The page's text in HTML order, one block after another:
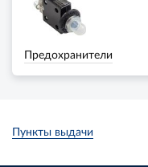
Предохранители
Пункты выдачи